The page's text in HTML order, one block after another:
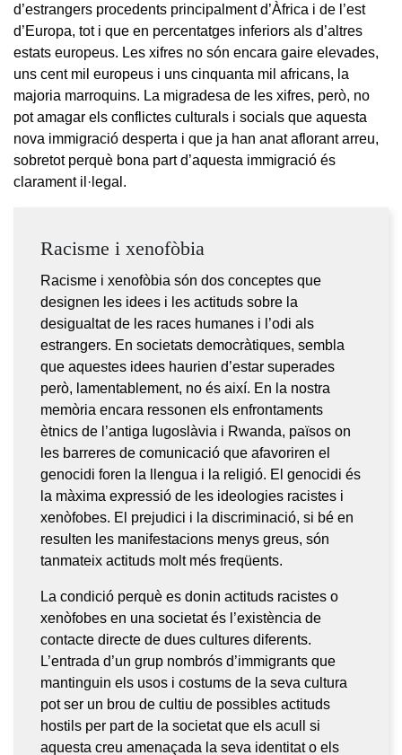
d’estrangers procedents principalment d’Àfrica i de l’est
d’Europa, tot i que en percentatges inferiors als d’altres
estats europeus. Les xifres no són encara gaire elevades,
uns cent mil europeus i uns cinquanta mil africans, la
majoria marroquins. La migradesa de les xifres, però, no
pot amagar els conflictes culturals i socials que aquesta
nova immigració desperta i que ja han anat aflorant arreu,
sobretot perquè bona part d’aquesta immigració és
clarament il·legal.
Racisme i xenofòbia
Racisme i xenofòbia són dos conceptes que
designen les idees i les actituds sobre la
desigualtat de les races humanes i l’odi als
estrangers. En societats democràtiques, sembla
que aquestes idees haurien d’estar superades
però, lamentablement, no és així. En la nostra
memòria encara ressonen els enfrontaments
ètnics de l’antiga Iugoslàvia i Rwanda, països on
les barreres de comunicació que afavoriren el
genocidi foren la llengua i la religió. El genocidi és
la màxima expressió de les ideologies racistes i
xenòfobes. El prejudici i la discriminació, si bé en
resulten les manifestacions menys greus, són
tanmateix actituds molt més freqüents.
La condició perquè es donin actituds racistes o
xenòfobes en una societat és l’existència de
contacte directe de dues cultures diferents.
L’entrada d’un grup nombrós d’immigrants que
mantinguin els usos i costums de la seva cultura
pot ser un brou de cultiu de possibles actituds
hostils per part de la societat que els acull si
aquesta creu amenaçada la seva identitat o els